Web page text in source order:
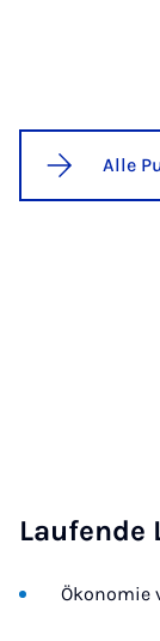
Alle
Laufende
Ökonomie